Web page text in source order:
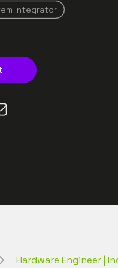
Integrator
Hardware Engineer |